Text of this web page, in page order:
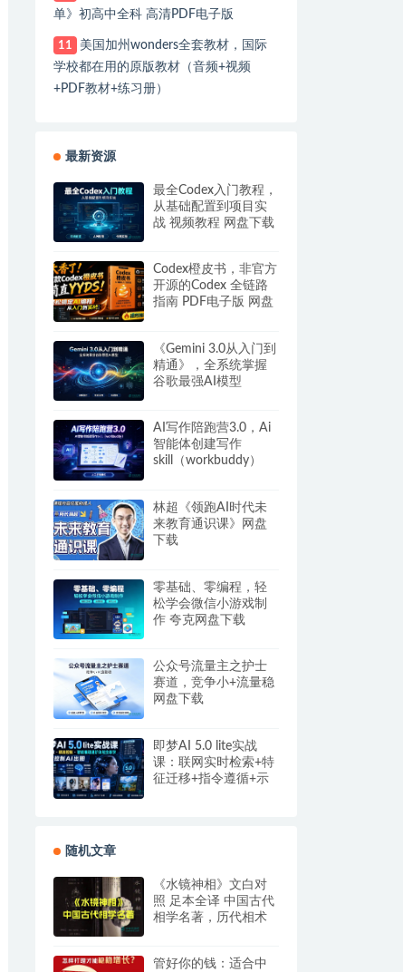
单》初高中全科 高清PDF电子版
11
美国加州wonders全套教材，国际
学校都在用的原版教材（音频+视频
+PDF教材+练习册）
最新资源
最全Codex入门教程，
从基础配置到项目实
战 视频教程 网盘下载
Codex橙皮书，非官方
开源的Codex 全链路
指南 PDF电子版 网盘
《Gemini 3.0从入门到
精通》，全系统掌握
谷歌最强AI模型
AI写作陪跑营3.0，Ai
智能体创建写作
skill（workbuddy）
林超《领跑AI时代未
来教育通识课》网盘
下载
零基础、零编程，轻
松学会微信小游戏制
作 夸克网盘下载
公众号流量主之护士
赛道，竞争小+流量稳
网盘下载
即梦AI 5.0 lite实战
课：联网实时检索+特
征迁移+指令遵循+示
随机文章
《水镜神相》文白对
照 足本全译 中国古代
相学名著，历代相术
管好你的钱：适合中